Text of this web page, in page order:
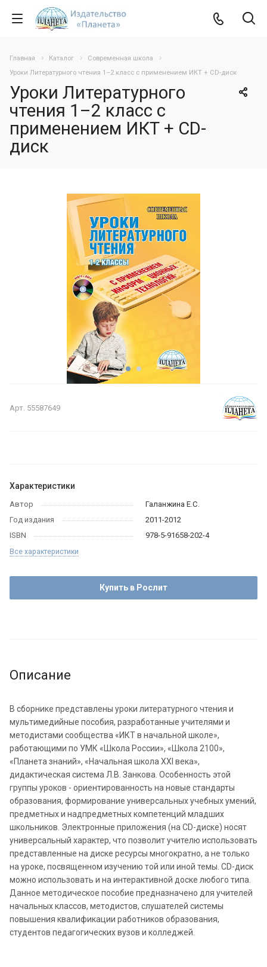
Главная Каталог
Современная школа
Уроки Литературного чтения 1–2 класс с применением ИКТ + CD-диск
Уроки Литературного
чтения 1–2 класс с
применением ИКТ + CD-
диск
Арт. 55587649
Характеристики
Автор
Галанжина Е.С.
Год издания
2011-2012
ISBN
978-5-91658-202-4
Все характеристики
Купить в Рослит
Описание
В сборнике представлены уроки литературного чтения и
мультимедийные пособия, разработанные учителями и
методистами сообщества «ИКТ в начальной школе»,
работающими по УМК «Школа России», «Школа 2100»,
«Планета знаний», «Начальная школа XXI века»,
дидактическая система Л.В. Занкова. Особенность этой
группы уроков - ориентированность на новые стандарты
образования, формирование универсальных учебных умений,
предметных и надпредметных компетенций младших
школьников. Электронные приложения (на CD-диске) носят
универсальный характер, что позволит учителю использовать
представленные на диске ресурсы многократно, а не только
на уроке, посвященном изучению той или иной темы. CD-диск
можно использовать и на интерактивной доске любого типа.
Данное методическое пособие предназначено для учителей
начальных классов, методистов, слушателей системы
повышения квалификации работников образования,
студентов педагогических вузов и колледжей.